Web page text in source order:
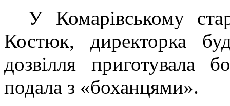
У Комарівському
Костюк, директорка
дозвілля
подала з «боханцями».